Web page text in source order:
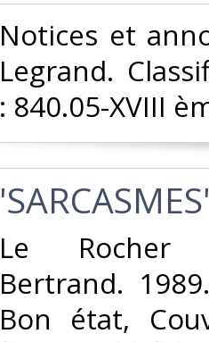
‎Notices et
Legrand.
: 840.05-XVIII
‎Le Rocher
Bertrand.
Bon état,